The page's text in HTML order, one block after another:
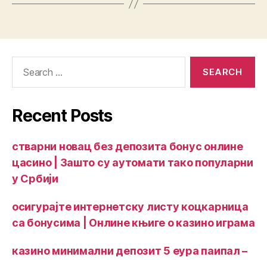
Recent Posts
стварни новац без депозита бонус онлине
цасино | Зашто су аутомати тако популарни
у Србији
осигурајте интернетску листу коцкарница
са бонусима | Онлине књиге о казино играма
казино минимални депозит 5 еура паипал –